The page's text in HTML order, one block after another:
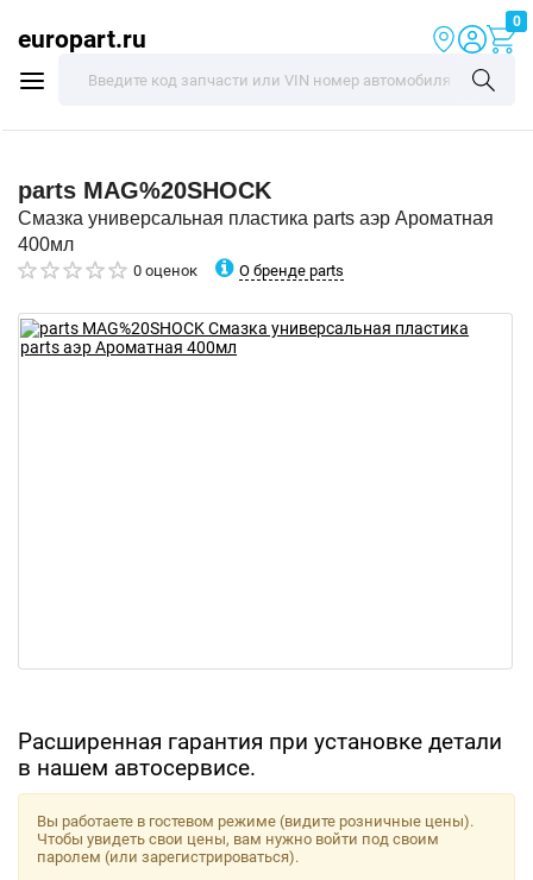
europart.ru
0
parts MAG%20SHOCK
Смазка универсальная пластика parts аэр Ароматная
400мл
0 оценок О бренде parts
Расширенная гарантия при установке детали
в нашем автосервисе.
Вы работаете в гостевом режиме (видите розничные цены).
Чтобы увидеть свои цены, вам нужно войти под своим
паролем (или зарегистрироваться).